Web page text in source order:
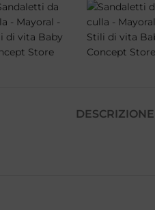
DESCRIZIONE